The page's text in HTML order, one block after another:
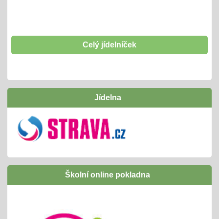
01.10.2024
- tradičně si "odpracujeme" vstupenku na interaktivní
Inovativní vzdělávání /Šablony I OPJAK
01.09.2024
následně budeme žádat zapojení do Šablony
II OPJAK
Celý jídelníček
Jídelna
Školní online pokladna